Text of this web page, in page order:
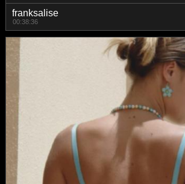
franksalise
00:38:36